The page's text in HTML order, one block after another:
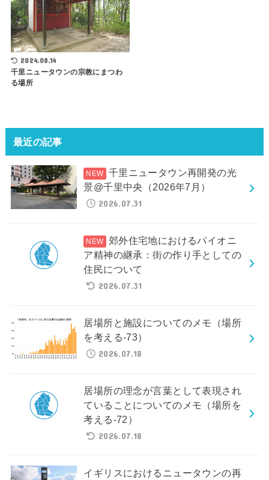
2024.08.14
千里ニュータウンの宗教にまつわ
る場所
最近の記事
千里ニュータウン再開発の光
景@千里中央（2026年7月）
2026.07.31
郊外住宅地におけるパイオニ
ア精神の継承：街の作り手としての
住民について
2026.07.31
居場所と施設についてのメモ（場所
を考える-73）
2026.07.18
居場所の理念が言葉として表現され
ていることについてのメモ（場所を
考える-72）
2026.07.18
イギリスにおけるニュータウンの再